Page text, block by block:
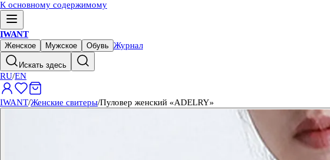
К основному содержимому
IWANT
Женское Мужское Обувь Журнал
Искать здесь
RU/EN
IWANT/Женские свитеры/Пуловер женский «ADELRY»